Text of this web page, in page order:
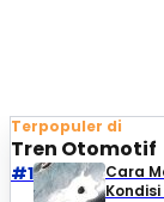
Terpopuler di
Tren Otomotif
#1
Cara